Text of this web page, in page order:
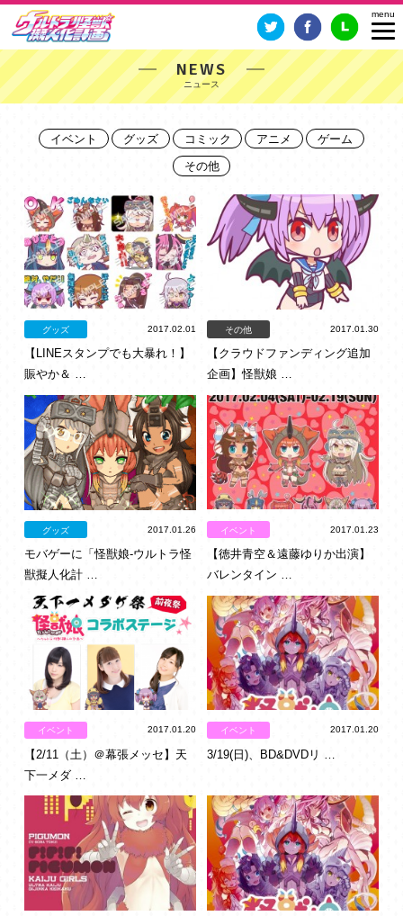
NEWS
イベント グッズ コミック アニメ ゲーム
その他
グッズ 2017.02.01
【LINEスタンプでも大暴れ！】
賑やか＆ …
その他 2017.01.30
【クラウドファンディング追加
企画】怪獣娘 …
グッズ 2017.01.26
モバゲーに「怪獣娘-ウルトラ怪
獣擬人化計 …
イベント 2017.01.23
【徳井青空＆遠藤ゆりか出演】
バレンタイン …
イベント 2017.01.20
【2/11（土）＠幕張メッセ】天
下一メダ …
イベント 2017.01.20
3/19(日)、BD&DVDリ …